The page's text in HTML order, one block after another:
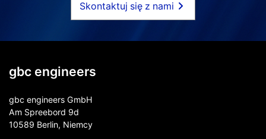
Skontaktuj się z nami
gbc engineers
gbc engineers GmbH
Am Spreebord 9d
10589 Berlin, Niemcy